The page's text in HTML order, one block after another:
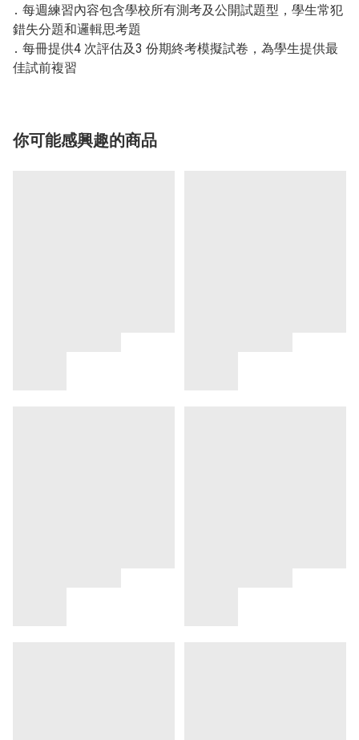
․ 每週練習內容包含學校所有測考及公開試題型，學生常犯
錯失分題和邏輯思考題
․ 每冊提供4 次評估及3 份期終考模擬試卷，為學生提供最
佳試前複習
你可能感興趣的商品